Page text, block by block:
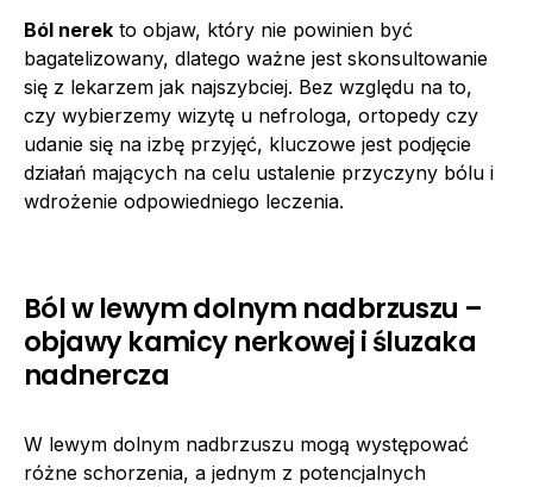
Ból nerek to objaw, który nie powinien być
bagatelizowany, dlatego ważne jest skonsultowanie
się z lekarzem jak najszybciej. Bez względu na to,
czy wybierzemy wizytę u nefrologa, ortopedy czy
udanie się na izbę przyjęć, kluczowe jest podjęcie
działań mających na celu ustalenie przyczyny bólu i
wdrożenie odpowiedniego leczenia.
Ból w lewym dolnym nadbrzuszu –
objawy kamicy nerkowej i śluzaka
nadnercza
W lewym dolnym nadbrzuszu mogą występować
różne schorzenia, a jednym z potencjalnych